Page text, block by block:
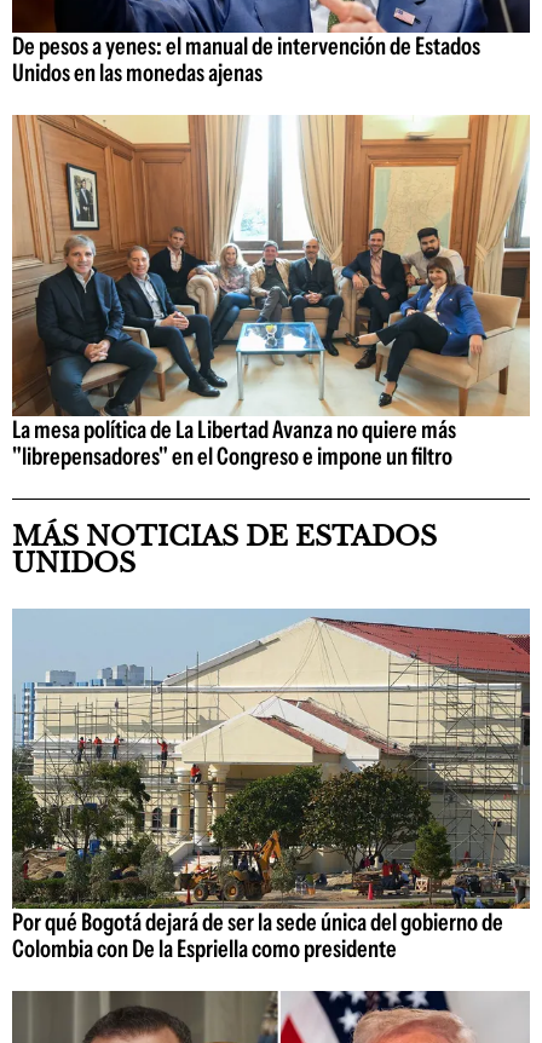
De pesos a yenes: el manual de intervención de Estados
Unidos en las monedas ajenas
La mesa política de La Libertad Avanza no quiere más
"librepensadores" en el Congreso e impone un filtro
MÁS NOTICIAS DE ESTADOS
UNIDOS
Por qué Bogotá dejará de ser la sede única del gobierno de
Colombia con De la Espriella como presidente